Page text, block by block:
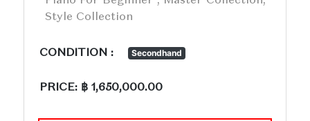
Style Collection
CONDITION : Secondhand
PRICE: ฿ 1,650,000.00